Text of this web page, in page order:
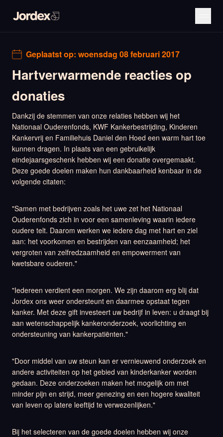
Geplaatst op: woensdag 08 februari 2017
Hartverwarmende reacties op
donaties
Dankzij de stemmen van onze relaties hebben wij het
Nationaal Ouderenfonds, KWF Kankerbestrijding, Kinderen
Kankervrij en Familiehuis Daniel den Hoed een warm hart toe
kunnen dragen. In plaats van een gebruikelijk
eindejaarsgeschenk hebben wij een donatie overgemaakt.
Deze goede doelen maken hun dankbaarheid kenbaar in de
volgende citaten:
"Samen met bedrijven zoals het uwe zet het Nationaal
Ouderenfonds zich in voor een samenleving waarin iedere
oudere telt. Daarom werken we iedere dag met hart en ziel
aan: het voorkomen en bestrijden van eenzaamheid; het
vergroten van zelfredzaamheid en empowerment van
kwetsbare ouderen."
"Iedereen verdient een morgen. We zijn daarom erg blij dat
Jordex ons weer ondersteunt en daarmee opstaat tegen
kanker. Met deze gift investeert uw bedrijf in leven: u draagt bij
aan wetenschappelijk kankeronderzoek, voorlichting en
ondersteuning van kankerpatiënten."
"Door middel van uw steun kan er vernieuwend onderzoek en
andere activiteiten op het gebied van kinderkanker worden
gedaan. Deze onderzoeken maken het mogelijk om met
minder pijn en strijd, meer genezing en een hogere kwaliteit
van leven op latere leeftijd te verwezenlijken."
Bij het selecteren van de goede doelen hebben wij onze